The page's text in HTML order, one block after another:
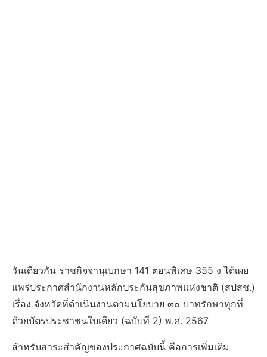
วันเดียวกัน ราชกิจจานุเบกษา 141 ตอนพิเศษ 355 ง ได้เผย
แพร่ประกาศสำนักงานหลักประกันสุขภาพแห่งชาติ (สปสช.)
เรื่อง จังหวัดที่ดำเนินงานตามนโยบาย ๓๐ บาทรักษาทุกที่
ด้วยบัตรประชาชนใบเดียว (ฉบับที่ 2) พ.ศ. 2567
สำหรับสาระสำคัญของประกาศฉบับนี้ คือการเพิ่มเติม